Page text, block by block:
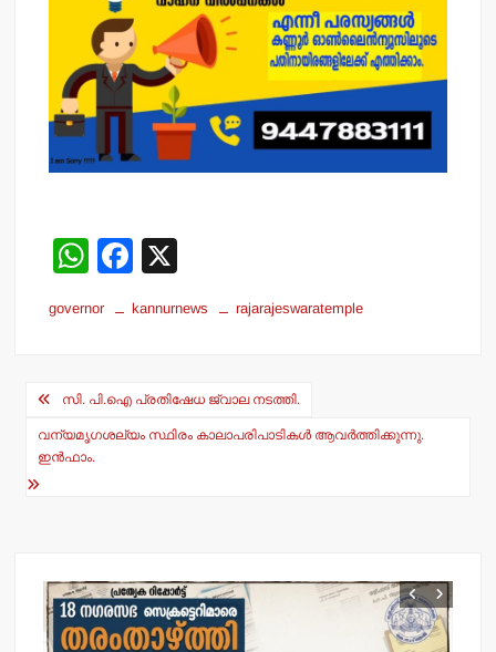
W
at
A
p
p
F
c
b
o
governor kannurnews rajarajeswaratemple
Post
navigation
സി. പി.ഐ പ്രതിഷേധ ജ്വാല നടത്തി.
വന്യമൃഗശല്യം സ്ഥിരം കാലാപരിപാടികള്‍ ആവര്‍ത്തിക്കുന്നു.
ഇന്‍ഫാം.